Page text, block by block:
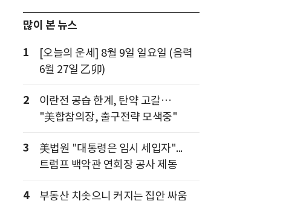
많이 본 뉴스
1
[오늘의 운세] 8월 9일 일요일 (음력
6월 27일 乙卯)
2
이란전 공습 한계, 탄약 고갈…
"美합참의장, 출구전략 모색중"
3
美법원 "대통령은 임시 세입자"...
트럼프 백악관 연회장 공사 제동
4 부동산 치솟으니 커지는 집안 싸움